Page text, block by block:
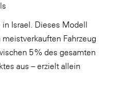
in Israel. Dieses Modell
Fahrzeug
5 % des gesamten
aus – erzielt allein